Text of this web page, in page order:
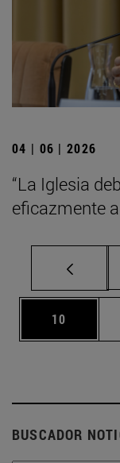
04 | 06 | 2026
“La Iglesia
eficazmente
Página
10
BUSCADOR